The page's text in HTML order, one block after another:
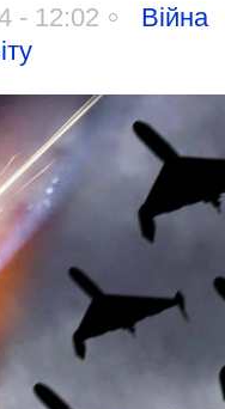
- 12:02
Війна